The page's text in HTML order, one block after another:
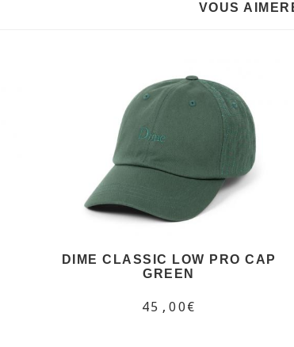
VOUS
DIME CLASSIC LOW PRO CAP
GREEN
45,00€